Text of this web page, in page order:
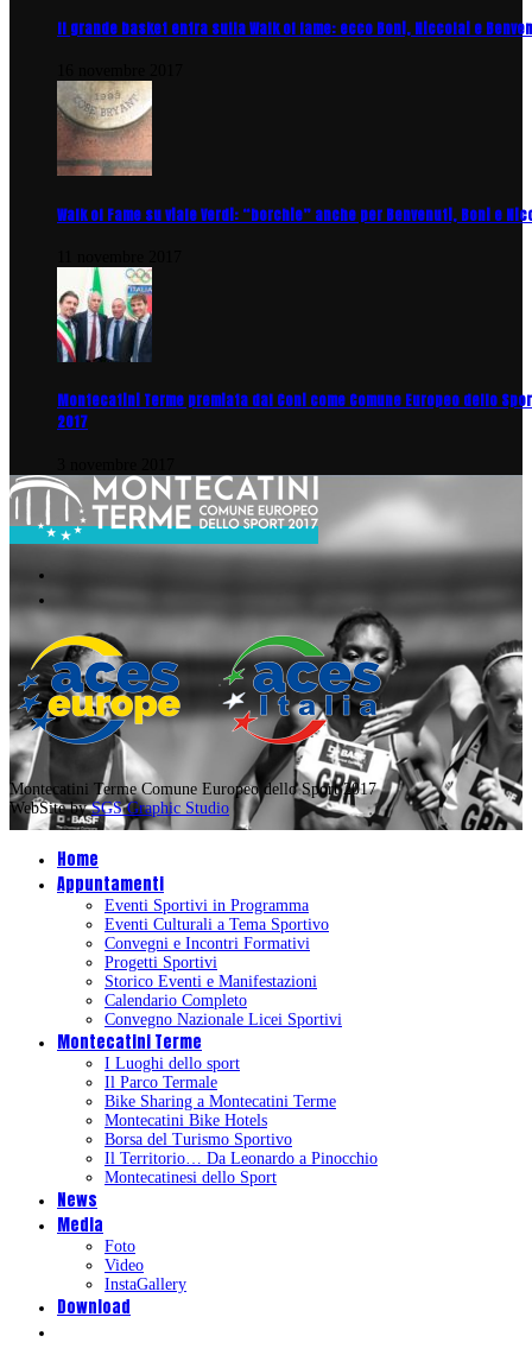
Il grande basket entra sulla Walk of fame: ecco Boni, Niccolai e
Walk of Fame su viale Verdi: “borchie” anche per Benvenuti, Boni e
Montecatini Terme premiata dal Coni come Comune Europeo dello
2017
Montecatini Terme Comune Europeo dello Sport 2017
WebSite bySGS Graphic Studio
Home
Appuntamenti
Eventi Sportivi in Programma
Eventi Culturali a Tema Sportivo
Convegni e Incontri Formativi
Progetti Sportivi
Storico Eventi e Manifestazioni
Calendario Completo
Convegno Nazionale Licei Sportivi
Montecatini Terme
I Luoghi dello sport
Il Parco Termale
Bike Sharing a Montecatini Terme
Montecatini Bike Hotels
Borsa del Turismo Sportivo
Il Territorio… Da Leonardo a Pinocchio
Montecatinesi dello Sport
News
Media
Foto
Video
InstaGallery
Download